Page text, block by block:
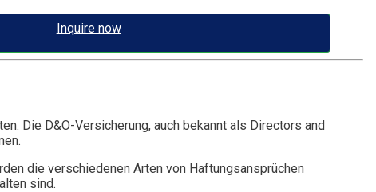
Inquire now
Die D&O-Versicherung, auch bekannt als Directors and
die verschiedenen Arten von Haftungsansprüchen
sind.